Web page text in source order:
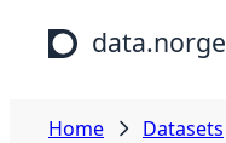
Skip to main content
Home Datasets